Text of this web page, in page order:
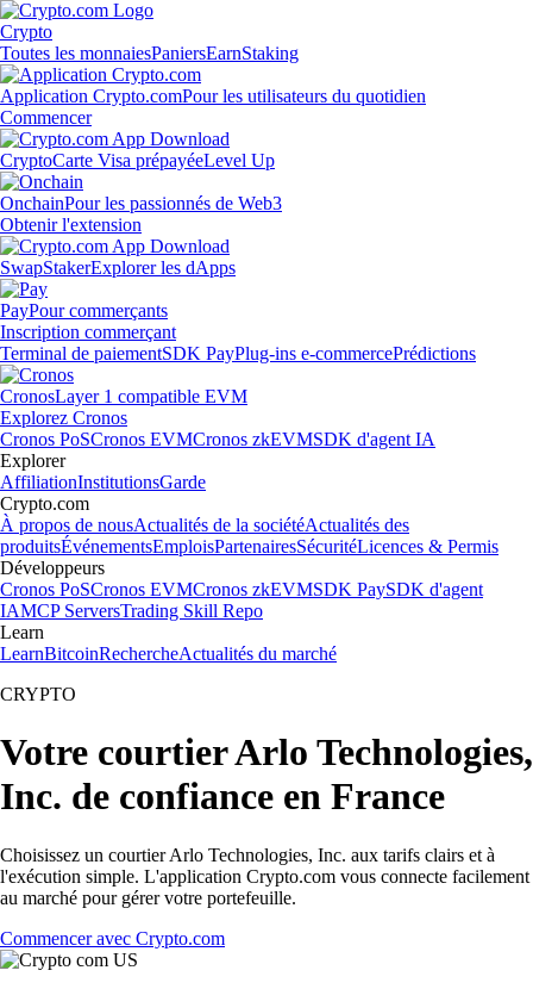
Crypto
Toutes les monnaiesPaniersEarnStaking
Application Crypto.comPour les utilisateurs du quotidien
Commencer
CryptoCarte Visa prépayéeLevel Up
OnchainPour les passionnés de Web3
Obtenir l'extension
SwapStakerExplorer les dApps
PayPour commerçants
Inscription commerçant
Terminal de paiementSDK PayPlug-ins e-commercePrédictions
CronosLayer 1 compatible EVM
Explorez Cronos
Cronos PoSCronos EVMCronos zkEVMSDK d'agent IA
Explorer
AffiliationInstitutionsGarde
Crypto.com
À propos de nousActualités de la sociétéActualités des
produitsÉvénementsEmploisPartenairesSécuritéLicences & Permis
Développeurs
Cronos PoSCronos EVMCronos zkEVMSDK PaySDK d'agent
IAMCP ServersTrading Skill Repo
Learn
LearnBitcoinRechercheActualités du marché
CRYPTO
Votre courtier Arlo Technologies,
Inc. de confiance en France
Choisissez un courtier Arlo Technologies, Inc. aux tarifs clairs et à
l'exécution simple. L'application Crypto.com vous connecte facilement
au marché pour gérer votre portefeuille.
Commencer avec Crypto.com